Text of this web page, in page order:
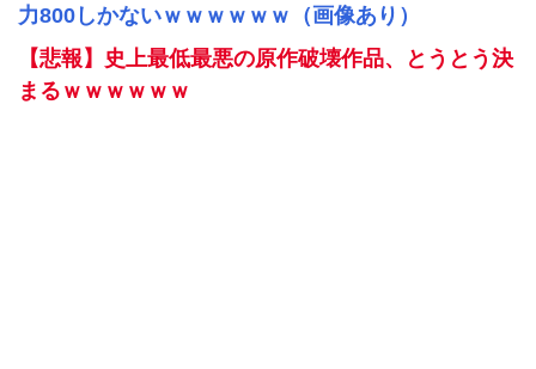
力800しかないｗｗｗｗｗｗ（画像あり）
【悲報】史上最低最悪の原作破壊作品、とうとう決
まるｗｗｗｗｗｗ